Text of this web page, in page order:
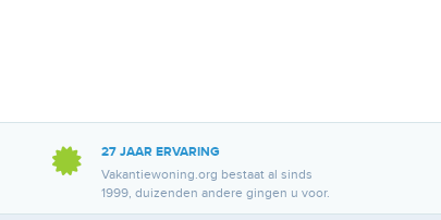
27 JAAR ERVARING
Vakantiewoning.org bestaat al sinds
1999, duizenden andere gingen u voor.